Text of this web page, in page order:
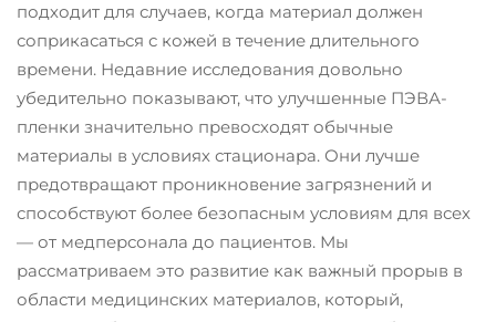
подходит для случаев, когда материал должен
соприкасаться с кожей в течение длительного
времени. Недавние исследования довольно
убедительно показывают, что улучшенные ПЭВА-
пленки значительно превосходят обычные
материалы в условиях стационара. Они лучше
предотвращают проникновение загрязнений и
способствуют более безопасным условиям для всех
— от медперсонала до пациентов. Мы
рассматриваем это развитие как важный прорыв в
области медицинских материалов, который,